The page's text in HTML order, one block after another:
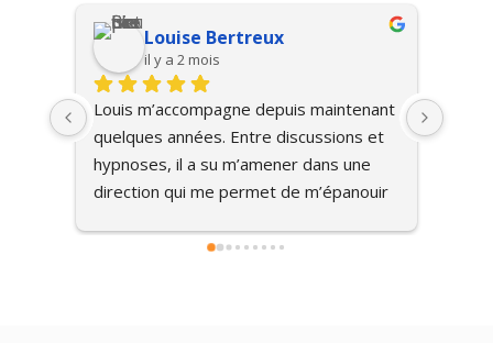
Louise Bertreux
il y a 2 mois
Louis m’accompagne depuis maintenant
quelques années. Entre discussions et
hypnoses, il a su m’amener dans une
direction qui me permet de m’épanouir
continue à m’aider à avancer. Il est l’un